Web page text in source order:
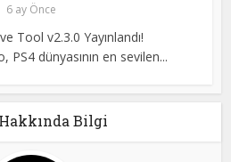
6 ay Önce
Tool v2.3.0 Yayınlandı!
PS4 dünyasının en sevilen...
Bilgi